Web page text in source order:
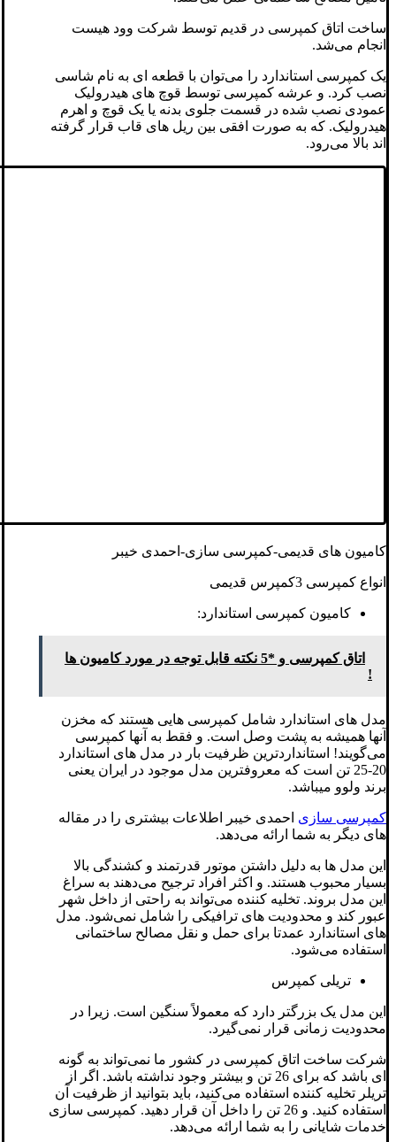
ساخت اتاق کمپرسی در قدیم توسط شرکت وود هیست
انجام می‌شد.
یک کمپرسی استاندارد را می‌توان با قطعه ای به نام شاسی
نصب کرد. و عرشه کمپرسی توسط قوچ های هیدرولیک
عمودی نصب شده در قسمت جلوی بدنه یا یک قوچ و اهرم
هیدرولیک. که به صورت افقی بین ریل های قاب قرار گرفته
اند بالا می‌رود.
کامیون های قدیمی-کمپرسی سازی-احمدی خیبر
انواع کمپرسی 3کمپرس قدیمی
کامیون کمپرسی استاندارد:
اتاق کمپرسی و *5 نکته قابل توجه در مورد کامیون ها
!
مدل های استاندارد شامل کمپرسی هایی هستند که مخزن
آنها همیشه به پشت وصل است. و فقط به آنها کمپرسی
می‌گویند! استانداردترین ظرفیت بار در مدل های استاندارد
20-25 تن است که معروفترین مدل موجود در ایران یعنی
برند ولوو می‎باشد.
کمپرسی سازی احمدی خیبر اطلاعات بیشتری را در مقاله
های دیگر به شما ارائه می‌دهد.
این مدل ها به دلیل داشتن موتور قدرتمند و کشندگی بالا
بسیار محبوب هستند. و اکثر افراد ترجیح می‌دهند به سراغ
این مدل بروند. تخلیه کننده می‌تواند به راحتی از داخل شهر
عبور کند و محدودیت های ترافیکی را شامل نمی‌شود. مدل
های استاندارد عمدتا برای حمل و نقل مصالح ساختمانی
استفاده می‌شود.
تریلی کمپرس
این مدل یک بزرگتر دارد که معمولاً سنگین است. زیرا در
محدودیت زمانی قرار نمی‌گیرد.
شرکت ساخت اتاق کمپرسی در کشور ما نمی‌تواند به گونه
ای باشد که برای 26 تن و بیشتر وجود نداشته باشد. اگر از
تریلر تخلیه کننده استفاده می‌کنید، باید بتوانید از ظرفیت آن
استفاده کنید. و 26 تن را داخل آن قرار دهید. کمپرسی سازی
خدمات شایانی را به شما ارائه می‌دهد.